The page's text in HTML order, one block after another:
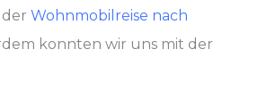
Wohnmobilreise nach
konnten wir uns mit der